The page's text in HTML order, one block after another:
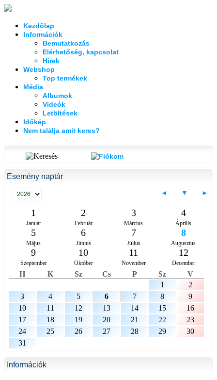
Kezdőlap
Információk
Bemutatkozás
Elérhetőség, kapcsolat
Hírek
Webshop
Top termékek
Média
Albumok
Videók
Letöltések
Időkép
Nem találja amit keres?
Esemény naptár
◄ ▼ ►
1
Január
2
Február
3
Március
4
Április
5
Május
6
Június
7
Július
8
Augusztus
9
Szeptember
10
Október
11
November
12
December
H K Sz Cs P Sz
V
1
2
3
4 5 6 7 8
9
10
11 12 13 14 15
16
17
18 19 20 21 22
23
24
25 26 27 28 29
30
31
Információk